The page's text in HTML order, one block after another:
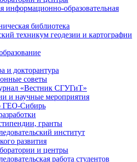
информационно-образовательная
библиотека
техникум геодезии и картографии
и докторантура
советы
«Вестник СГУГиТ»
и научные мероприятия
ГЕО-Сибирь
гранты
институт
развития
и центры
работа студентов